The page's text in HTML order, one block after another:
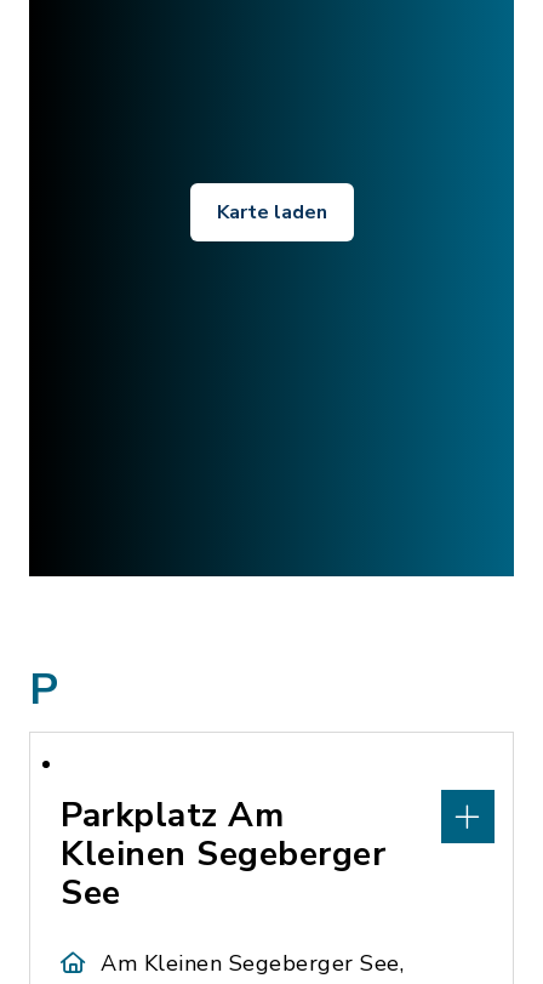
Karte laden
P
Parkplatz Am
Kleinen Segeberger
See
Am Kleinen Segeberger See,